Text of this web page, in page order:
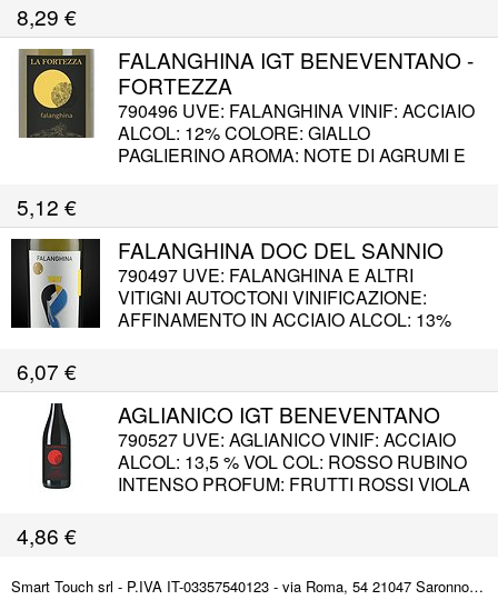
PERSISTENTE. SERVIZIO: 8°-10° C
ABBINAM: PIATTI DI PESCE E CARNI
BIANCHE, PRIMI PIATTI SALATI E
SAPORITI.
8,29 €
FALANGHINA IGT BENEVENTANO -
FORTEZZA
790496 UVE: FALANGHINA VINIF: ACCIAIO
ALCOL: 12% COLORE: GIALLO
PAGLIERINO AROMA: NOTE DI AGRUMI E
COMPLESSO ABBINAM: APERITIVO, PRIMI
PIATTI LEGGERI, SECONDI DI PESCE E
CARNI BIANCHE
5,12 €
FALANGHINA DOC DEL SANNIO
790497 UVE: FALANGHINA E ALTRI
VITIGNI AUTOCTONI VINIFICAZIONE:
AFFINAMENTO IN ACCIAIO ALCOL: 13%
FRUTTATO AGRUMI E FRUTTA ESOTICA
GUSTO: BUONA FRESCHEZZA, SAPIDITA'
E MINERALITA' SERVIZIO: 8° - 10° C.
ABBINAMENTO: APERITIVO, PIATTI DI
PESCE E CROSTACEI
6,07 €
AGLIANICO IGT BENEVENTANO
790527 UVE: AGLIANICO VINIF: ACCIAIO
ALCOL: 13,5 % VOL COL: ROSSO RUBINO
INTENSO PROFUM: FRUTTI ROSSI VIOLA
4,86 €
Smart Touch srl - P.IVA IT-03357540123 - via Roma, 54 21047 Saronno (VA) ITALY